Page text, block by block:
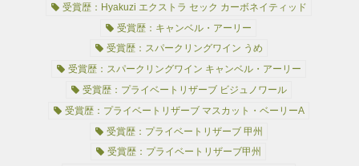
受賞歴：Hyakuzi エクストラ セック カーボネイティッド
受賞歴：キャンベル・アーリー
受賞歴：スパークリングワイン うめ
受賞歴：スパークリングワイン キャンベル・アーリー
受賞歴：プライベートリザーブ ビジュノワール
受賞歴：プライベートリザーブ マスカット・ベーリーA
受賞歴：プライベートリザーブ 甲州
受賞歴：プライベートリザーブ甲州